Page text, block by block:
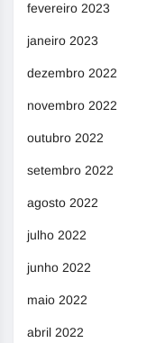
fevereiro 2023
janeiro 2023
dezembro 2022
novembro 2022
outubro 2022
setembro 2022
agosto 2022
julho 2022
junho 2022
maio 2022
abril 2022